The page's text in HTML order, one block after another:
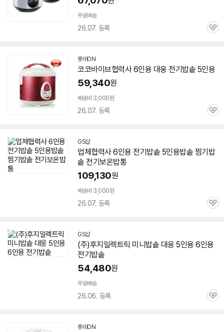
무료배송
26.07. 등록
관
롯데ON
코코바이브협력사 6인용 대웅 전기밥솥 5인용
59,340원
배송비 3,000원
26.07. 등록
관
GS샵
업체협력사 6인용 전기밥솥 5인용밥솥 찜기밥
솥 전기보온밥통
109,130원
배송비 3,000원
26.07. 등록
관
GS샵
(주)후지일렉트릭 미니밥솥 대웅 5인용 6인용
전기밥솥
54,480원
무료배송
26.06. 등록
관
롯데ON